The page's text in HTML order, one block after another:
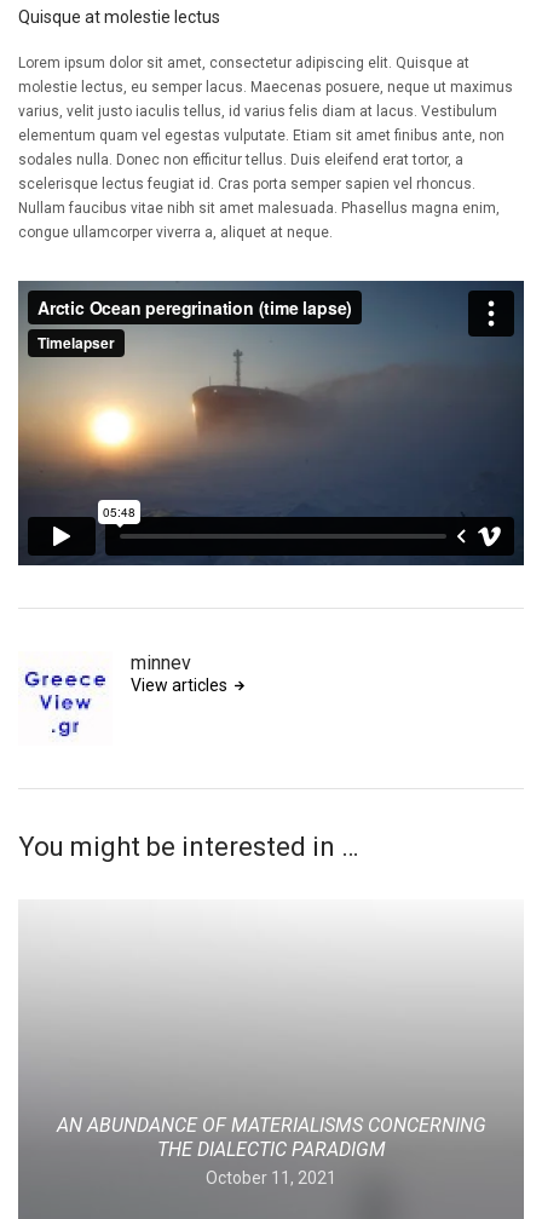
Quisque at molestie lectus
Lorem ipsum dolor sit amet, consectetur adipiscing elit. Quisque at
molestie lectus, eu semper lacus. Maecenas posuere, neque ut maximus
varius, velit justo iaculis tellus, id varius felis diam at lacus. Vestibulum
elementum quam vel egestas vulputate. Etiam sit amet finibus ante, non
sodales nulla. Donec non efficitur tellus. Duis eleifend erat tortor, a
scelerisque lectus feugiat id. Cras porta semper sapien vel rhoncus.
Nullam faucibus vitae nibh sit amet malesuada. Phasellus magna enim,
congue ullamcorper viverra a, aliquet at neque.
minnev
View articles
You might be interested in …
AN ABUNDANCE OF MATERIALISMS CONCERNING
THE DIALECTIC PARADIGM
October 11, 2021